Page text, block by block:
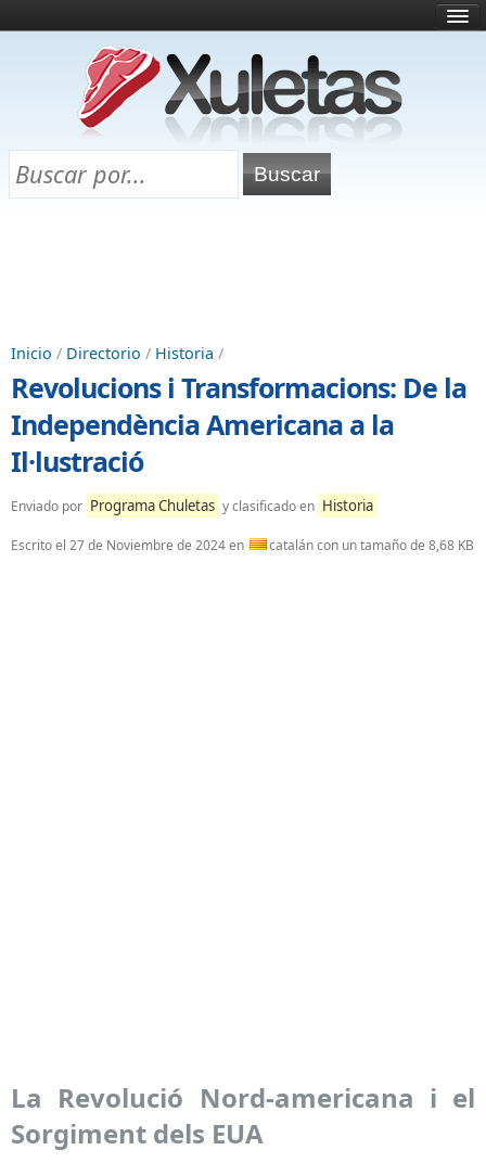
¿Qué es esto?
Directorio
Chuletas para exámenes
Inicio / Directorio / Historia /
Revolucions i Transformacions: De la
Independència Americana a la
Il·lustració
Enviado por Programa Chuletas y clasificado en Historia
Escrito el 27 de Noviembre de 2024en catalán con un tamaño de 8,68 KB
La Revolució Nord-americana i el
Sorgiment dels EUA